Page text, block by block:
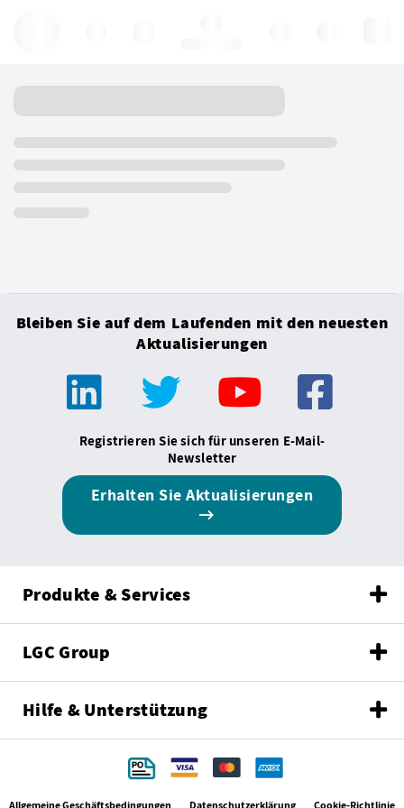
Bleiben Sie auf dem Laufenden mit den neuesten
Aktualisierungen
Registrieren Sie sich für unseren E-Mail-
Newsletter
Erhalten Sie Aktualisierungen
Produkte & Services
LGC Group
Hilfe & Unterstützung
Allgemeine Geschäftsbedingungen Datenschutzerklärung Cookie-Richtlinie